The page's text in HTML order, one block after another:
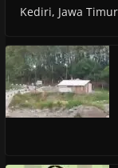
Kediri, Jawa